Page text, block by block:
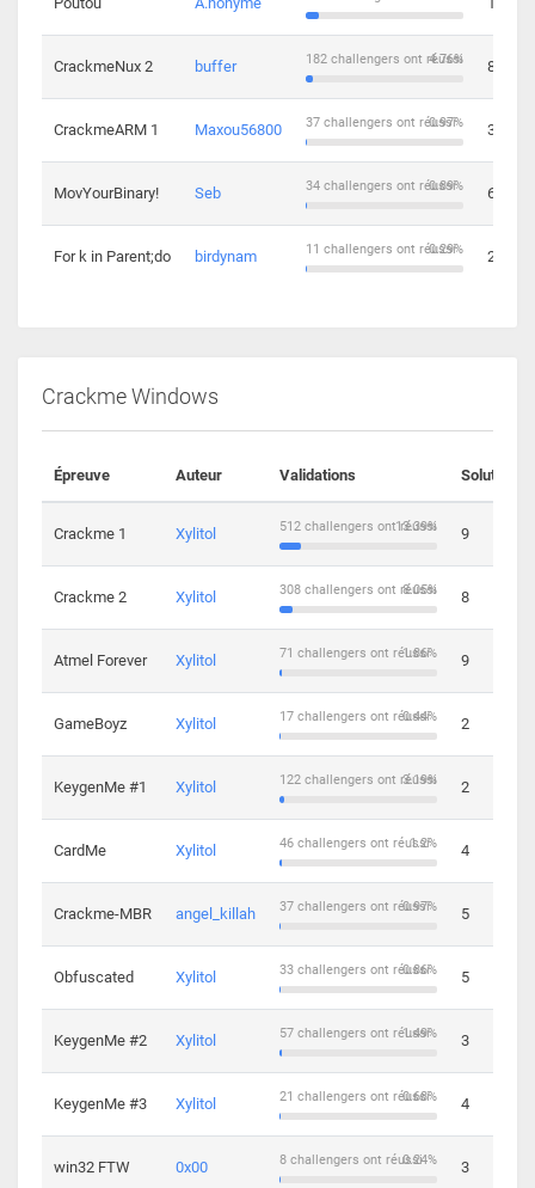
CrackmeNux 2 buffer 4.76%
182 challengers ont réussi 8
CrackmeARM 1 Maxou56800 0.97%
37 challengers ont réussi 3
MovYourBinary! Seb 0.89%
34 challengers ont réussi 6
For k in Parent;do birdynam 0.29%
11 challengers ont réussi 2
Crackme Windows
Épreuve Auteur Validations Solutions
Crackme 1 Xylitol 13.39%
512 challengers ont réussi 9
Crackme 2 Xylitol 8.05%
308 challengers ont réussi 8
Atmel Forever Xylitol 1.86%
71 challengers ont réussi 9
GameBoyz Xylitol 0.44%
17 challengers ont réussi 2
KeygenMe #1 Xylitol 3.19%
122 challengers ont réussi 2
CardMe Xylitol 1.2%
46 challengers ont réussi 4
Crackme-MBR angel_killah 0.97%
37 challengers ont réussi 5
Obfuscated Xylitol 0.86%
33 challengers ont réussi 5
KeygenMe #2 Xylitol 1.49%
57 challengers ont réussi 3
KeygenMe #3 Xylitol 0.68%
21 challengers ont réussi 4
win32 FTW 0x00 0.24%
8 challengers ont réussi 3